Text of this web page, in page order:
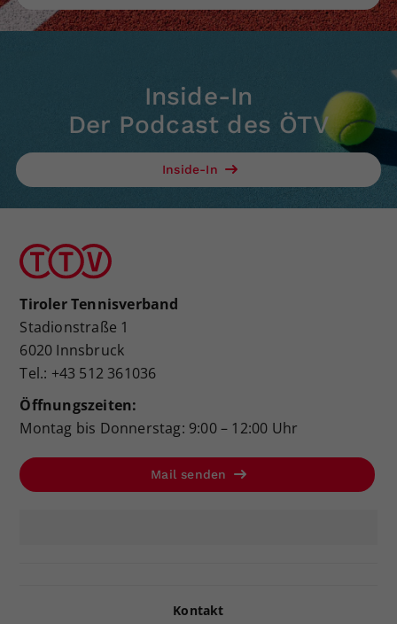
Inside-In
Der Podcast des ÖTV
Inside-In
Tiroler Tennisverband
Stadionstraße 1
6020 Innsbruck
Tel.: +43 512 361036
Öffnungszeiten:
Montag bis Donnerstag: 9:00 – 12:00 Uhr
Mail senden
Kontakt